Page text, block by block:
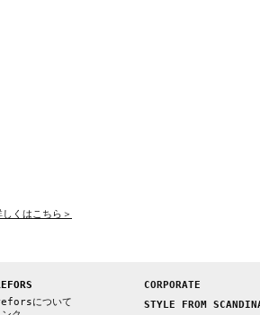
くはこちら＞
について
CORPORATE
STYLE FROM